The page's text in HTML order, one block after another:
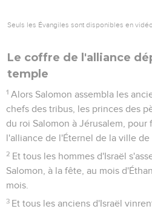
Seuls les Évangiles sont disponibles en
Le coffre de l'alliance
temple
1 Alors Salomon assembla les
chefs des tribus, les princes des
du roi Salomon à Jérusalem,
l'alliance de l'Éternel de la ville de
2 Et tous les hommes d'Israël
Salomon, à la fête, au mois
mois.
3 Et tous les anciens d'Israël